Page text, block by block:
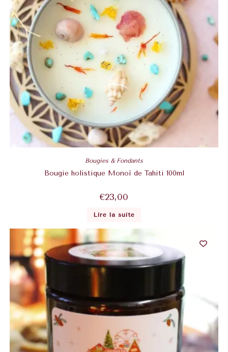
Bougies & Fondants
Bougie holistique Monoï de Tahiti 100ml
€23,00
Lire la suite